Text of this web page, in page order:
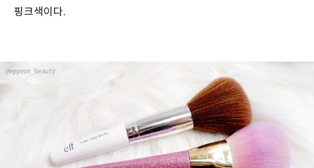
핑크색이다.